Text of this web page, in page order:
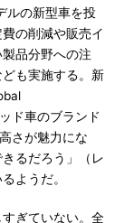
ルの新型車を投
の削減や販売イ
品分野への注
も実施する。新
ド車のブランド
さが魅力にな
るだろう」（レ
ようだ。
ぎていない。全